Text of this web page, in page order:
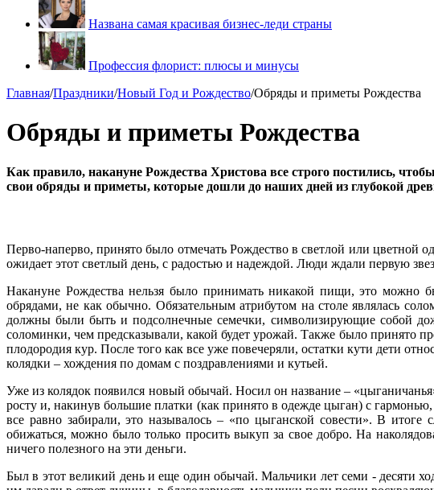
Названа самая красивая бизнес-леди страны
Профессия флорист: плюсы и минусы
Главная/Праздники/Новый Год и Рождество/Обряды и приметы Рождества
Обряды и приметы Рождества
Как правило, накануне Рождества Христова все строго постились,
свои обряды и приметы, которые дошли до наших дней из глубокой
Перво-наперво, принято было отмечать Рождество в светлой или цветной
ожидает этот светлый день, с радостью и надеждой. Люди ждали первую
Накануне Рождества нельзя было принимать никакой пищи, это можно
обрядами, не как обычно. Обязательным атрибутом на столе являлась
должны были быть и подсолнечные семечки, символизирующие собой
соломинки, чем предсказывали, какой будет урожай. Также было принято
плодородия кур. После того как все уже повечеряли, остатки кути дети
колядки – хождения по домам с поздравлениями и кутьей.
Уже из колядок появился новый обычай. Носил он название –
росту и, накинув большие платки (как принято в одежде цыган) с
все равно забирали, это называлось – «по цыганской совести». В
обижаться, можно было только просить выкуп за свое добро. На
ничего полезного на эти деньги.
Был в этот великий день и еще один обычай. Мальчики лет семи - десяти